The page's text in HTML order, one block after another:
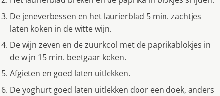
De jeneverbessen en het laurierblad 5 min. zachtjes
laten koken in de witte wijn.
De wijn zeven en de zuurkool met de paprikablokjes in
de wijn 15 min. beetgaar koken.
Afgieten en goed laten uitlekken.
De yoghurt goed laten uitlekken door een doek, anders